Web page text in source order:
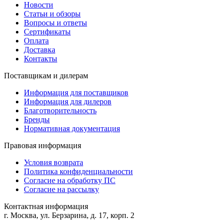
Новости
Статьи и обзоры
Вопросы и ответы
Сертификаты
Оплата
Доставка
Контакты
Поставщикам и дилерам
Информация для поставщиков
Информация для дилеров
Благотворительность
Бренды
Нормативная документация
Правовая информация
Условия возврата
Политика конфиденциальности
Согласие на обработку ПС
Согласие на рассылку
Контактная информация
г. Москва, ул. Берзарина, д. 17, корп. 2